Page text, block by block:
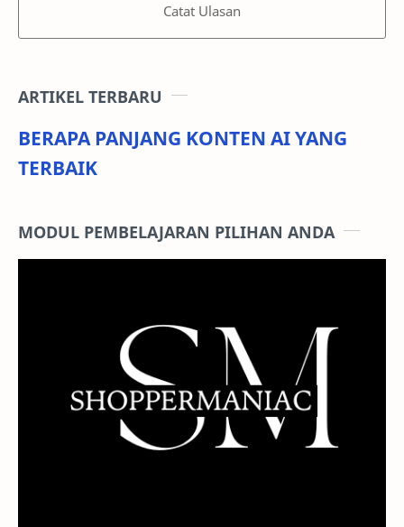
Catat Ulasan
ARTIKEL TERBARU
BERAPA PANJANG KONTEN AI YANG
TERBAIK
MODUL PEMBELAJARAN PILIHAN ANDA